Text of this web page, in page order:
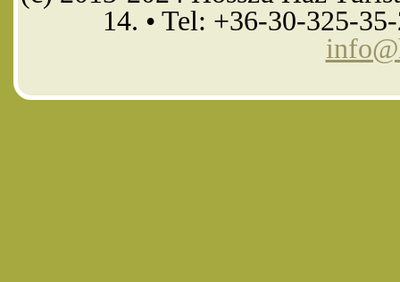
14. • Tel: +36-30-325-